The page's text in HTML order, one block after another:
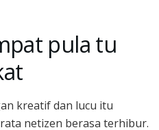
pula tu
kreatif dan lucu itu
netizen berasa terhibur.